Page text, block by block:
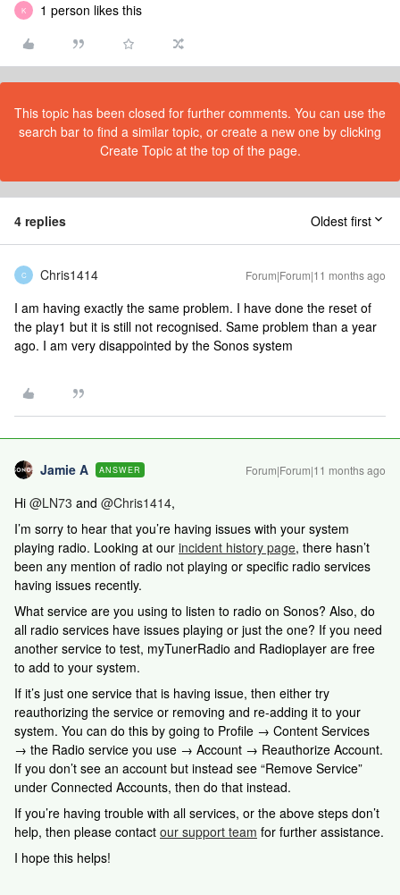
K 1 person likes this
This topic has been closed for further comments. You can use the
search bar to find a similar topic, or create a new one by clicking
Create Topic at the top of the page.
4 replies Oldest first
C Chris1414 Forum|Forum|11 months ago
I am having exactly the same problem. I have done the reset of
the play1 but it is still not recognised. Same problem than a year
ago. I am very disappointed by the Sonos system
Jamie A ANSWER Forum|Forum|11 months ago
Hi ​ @LN73 and ​ @Chris1414,
I’m sorry to hear that you’re having issues with your system
playing radio. Looking at our incident history page, there hasn’t
been any mention of radio not playing or specific radio services
having issues recently.
What service are you using to listen to radio on Sonos? Also, do
all radio services have issues playing or just the one? If you need
another service to test, myTunerRadio and Radioplayer are free
to add to your system.
If it’s just one service that is having issue, then either try
reauthorizing the service or removing and re-adding it to your
system. You can do this by going to Profile → Content Services
→ the Radio service you use → Account → Reauthorize Account.
If you don’t see an account but instead see “Remove Service”
under Connected Accounts, then do that instead.
If you’re having trouble with all services, or the above steps don’t
help, then please contact our support team for further assistance.
I hope this helps!